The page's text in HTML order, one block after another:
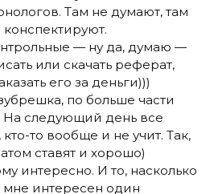
Там не думают, там
— ну да, думаю —
или скачать реферат,
его за деньги)))
по больше части
На следующий день все
то вообще и не учит. Так,
ставят и хорошо)
интересно. И то, насколько
интересен один